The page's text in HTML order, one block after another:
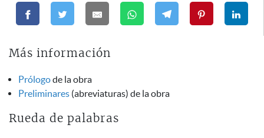
Más información
Prólogode la obra
Preliminares (abreviaturas) de la obra
Rueda de palabras